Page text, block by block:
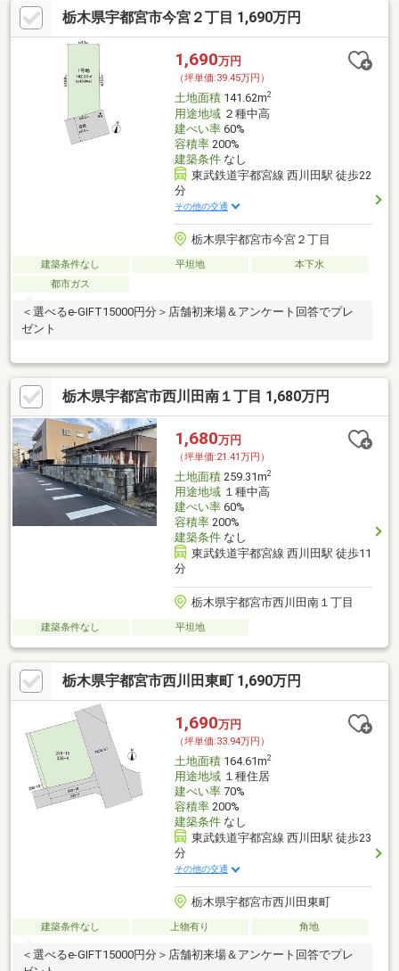
栃木県宇都宮市今宮２丁目 1,690万円
1,690万円
（坪単価:39.45万円）
土地面積141.62m2
用途地域２種中高
建ぺい率60%
容積率200%
建築条件なし
東武鉄道宇都宮線 西川田駅 徒歩22
分
その他の交通
栃木県宇都宮市今宮２丁目
建築条件なし 平坦地
本下水
都市ガス
＜選べるe-GIFT15000円分＞店舗初来場＆アンケート回答でプレ
ゼント
栃木県宇都宮市西川田南１丁目 1,680万円
1,680万円
（坪単価:21.41万円）
土地面積259.31m2
用途地域１種中高
建ぺい率60%
容積率200%
建築条件なし
東武鉄道宇都宮線 西川田駅 徒歩11
分
栃木県宇都宮市西川田南１丁目
建築条件なし 平坦地
栃木県宇都宮市西川田東町 1,690万円
1,690万円
（坪単価:33.94万円）
土地面積164.61m2
用途地域１種住居
建ぺい率70%
容積率200%
建築条件なし
東武鉄道宇都宮線 西川田駅 徒歩23
分
その他の交通
栃木県宇都宮市西川田東町
建築条件なし 上物有り 角地
＜選べるe-GIFT15000円分＞店舗初来場＆アンケート回答でプレ